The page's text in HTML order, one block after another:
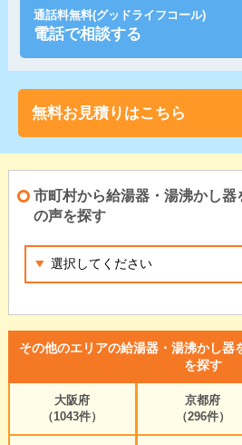
通話料無料(グッドライフコール)
電話で相談する
無料お見積りはこちら
市町村から給湯器・湯沸かし器
の声を探す
その他のエリアの給湯器・湯沸かし器
を探す
大阪府
（1043件）
京都府
（296件）